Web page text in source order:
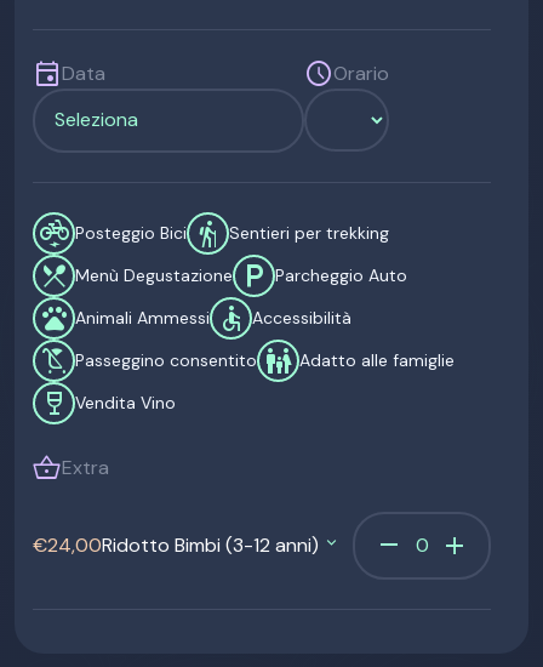
eventData scheduleOrario
electric_bike Posteggio Bici hiking Sentieri per trekking
restaurant_menu Menù Degustazione local_parking Parcheggio Auto
pets Animali Ammessi accessible Accessibilità
child_friendly Passeggino consentito family_restroom Adatto alle famiglie
wine_bar Vendita Vino
shopping_basketExtra
€24,00Ridotto Bimbi (3-12 anni) remove add